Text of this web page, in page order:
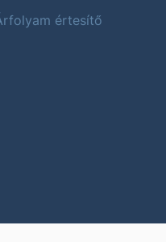
értesítő